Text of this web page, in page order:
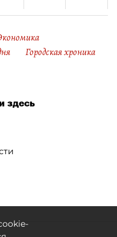
Городская хроника
здесь